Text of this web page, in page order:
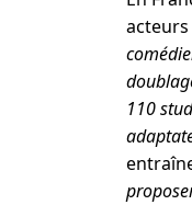
acteurs
110